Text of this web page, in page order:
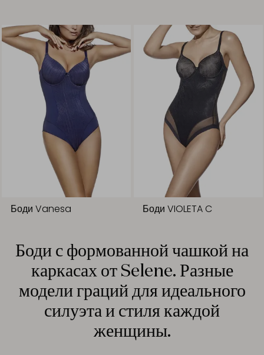
Боди Vanesa Боди VIOLETA C
Боди с формованной чашкой на
каркасах от Selene. Разные
модели граций для идеального
силуэта и стиля каждой
женщины.